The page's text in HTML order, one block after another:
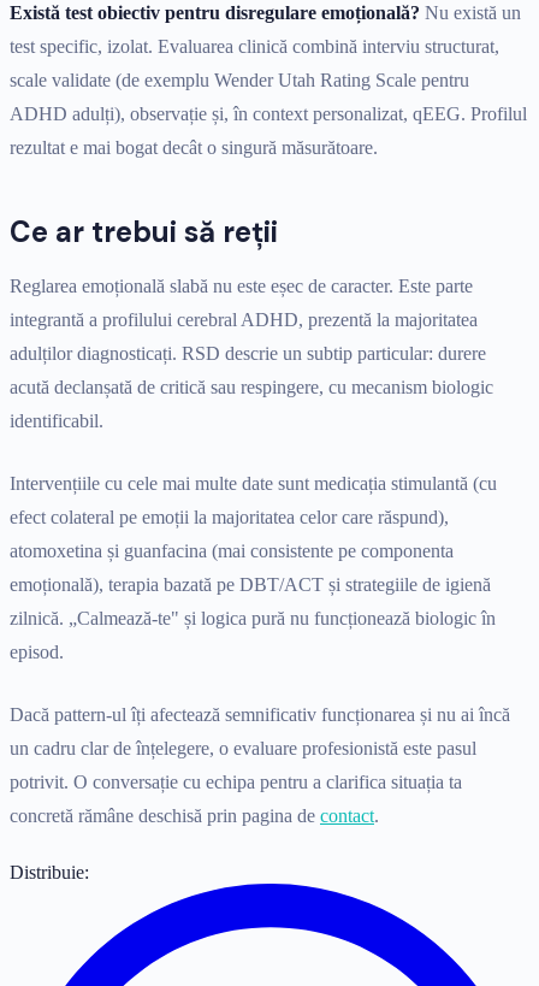
Există test obiectiv pentru disregulare emoțională? Nu există un
test specific, izolat. Evaluarea clinică combină interviu structurat,
scale validate (de exemplu Wender Utah Rating Scale pentru
ADHD adulți), observație și, în context personalizat, qEEG. Profilul
rezultat e mai bogat decât o singură măsurătoare.
Ce ar trebui să reții
Reglarea emoțională slabă nu este eșec de caracter. Este parte
integrantă a profilului cerebral ADHD, prezentă la majoritatea
adulților diagnosticați. RSD descrie un subtip particular: durere
acută declanșată de critică sau respingere, cu mecanism biologic
identificabil.
Intervențiile cu cele mai multe date sunt medicația stimulantă (cu
efect colateral pe emoții la majoritatea celor care răspund),
atomoxetina și guanfacina (mai consistente pe componenta
emoțională), terapia bazată pe DBT/ACT și strategiile de igienă
zilnică. „Calmează-te" și logica pură nu funcționează biologic în
episod.
Dacă pattern-ul îți afectează semnificativ funcționarea și nu ai încă
un cadru clar de înțelegere, o evaluare profesionistă este pasul
potrivit. O conversație cu echipa pentru a clarifica situația ta
concretă rămâne deschisă prin pagina de contact.
Distribuie: